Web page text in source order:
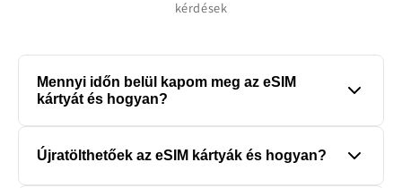
kérdések
Mennyi időn belül kapom meg az eSIM
kártyát és hogyan?
belül a rendszer a megadott email címre küldi ki
Újratölthetőek az eSIM kártyák és hogyan?